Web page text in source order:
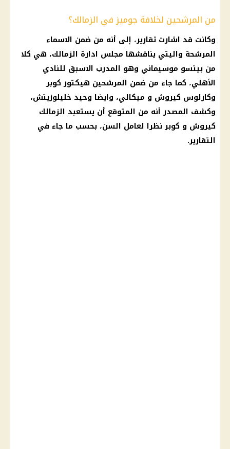
من المرشحين لخلافة جوميز في الزمالك؟
وكانت قد اشارت تقارير، إلى أنه من ضمن الاسماء
المرشحة واليتي يناقشها مجلس ادارة الزمالك، هي كلا
من بيتسو موسيماني وهو المدرب الاسبق للنادي
الأهلي، كما جاء من ضمن المرشحين هيكتور كوبر
وكارلوس كيروش و ميكالي، وايضا وحيد خليلوزيتش،
وكشف المصدر أنه من المتوقع أن يستعبد الزمالك
كيروش و كوبر نظرا لعامل السن، بحسب ما جاء في
التقارير.